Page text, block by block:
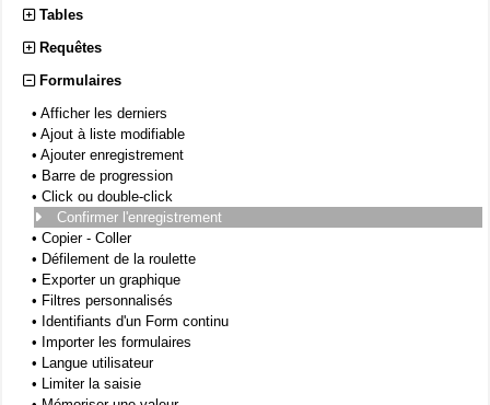
Tables
Requêtes
Formulaires
• Afficher les derniers
• Ajout à liste modifiable
• Ajouter enregistrement
• Barre de progression
• Click ou double-click
Confirmer l'enregistrement
• Copier - Coller
• Défilement de la roulette
• Exporter un graphique
• Filtres personnalisés
• Identifiants d'un Form continu
• Importer les formulaires
• Langue utilisateur
• Limiter la saisie